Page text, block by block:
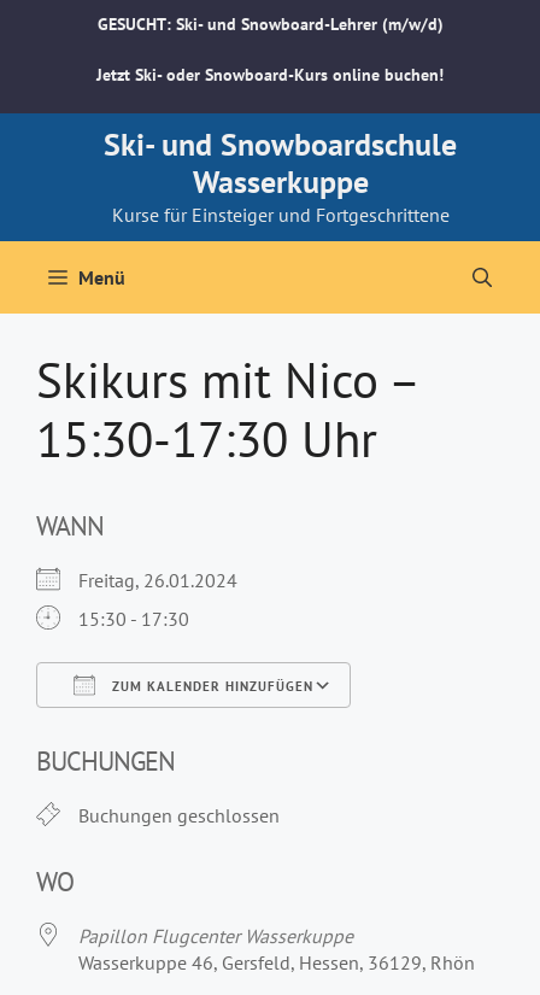
GESUCHT: Ski- und Snowboard-Lehrer (m/w/d)
Jetzt Ski- oder Snowboard-Kurs online buchen!
Ski- und Snowboardschule
Wasserkuppe
Kurse für Einsteiger und Fortgeschrittene
Menü
Skikurs mit Nico –
15:30-17:30 Uhr
WANN
Freitag, 26.01.2024
15:30 - 17:30
ZUM KALENDER HINZUFÜGEN
BUCHUNGEN
Buchungen geschlossen
WO
Papillon Flugcenter Wasserkuppe
Wasserkuppe 46, Gersfeld, Hessen, 36129, Rhön